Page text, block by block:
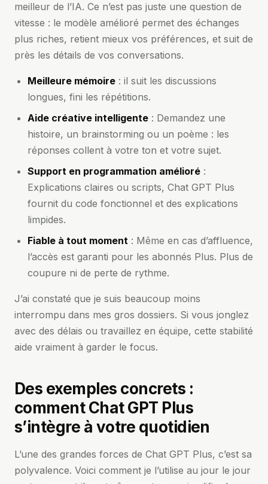
meilleur de l’IA. Ce n’est pas juste une question de
vitesse : le modèle amélioré permet des échanges
plus riches, retient mieux vos préférences, et suit de
près les détails de vos conversations.
Meilleure mémoire : il suit les discussions
longues, fini les répétitions.
Aide créative intelligente : Demandez une
histoire, un brainstorming ou un poème : les
réponses collent à votre ton et votre sujet.
Support en programmation amélioré :
Explications claires ou scripts, Chat GPT Plus
fournit du code fonctionnel et des explications
limpides.
Fiable à tout moment : Même en cas d’affluence,
l’accès est garanti pour les abonnés Plus. Plus de
coupure ni de perte de rythme.
J’ai constaté que je suis beaucoup moins
interrompu dans mes gros dossiers. Si vous jonglez
avec des délais ou travaillez en équipe, cette stabilité
aide vraiment à garder le focus.
Des exemples concrets :
comment Chat GPT Plus
s’intègre à votre quotidien
L’une des grandes forces de Chat GPT Plus, c’est sa
polyvalence. Voici comment je l’utilise au jour le jour